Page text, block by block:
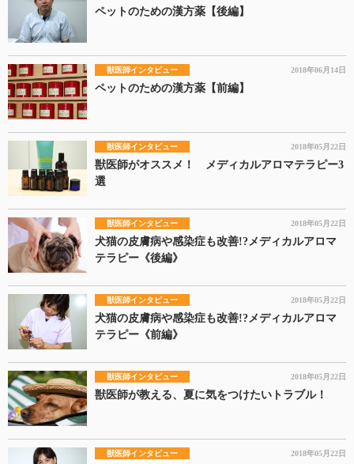
ペットのための漢方薬【後編】
獣医師インタビュー 2018年06月14日
ペットのための漢方薬【前編】
獣医師インタビュー 2018年05月22日
獣医師がオススメ！ メディカルアロマテラピー3
選
獣医師インタビュー 2018年05月22日
犬猫の皮膚病や感染症も改善!?メディカルアロマ
テラピー《後編》
獣医師インタビュー 2018年05月22日
犬猫の皮膚病や感染症も改善!?メディカルアロマ
テラピー《前編》
獣医師インタビュー 2018年05月22日
獣医師が教える、夏に気をつけたいトラブル！
獣医師インタビュー 2018年05月22日